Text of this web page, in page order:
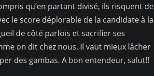
qu’en partant divisé, ils risquent de
le score déplorable de la candidate à la
de côté parfois et sacrifier ses
on dit chez nous, il vaut mieux lâcher
des gambas. A bon entendeur, salut!!